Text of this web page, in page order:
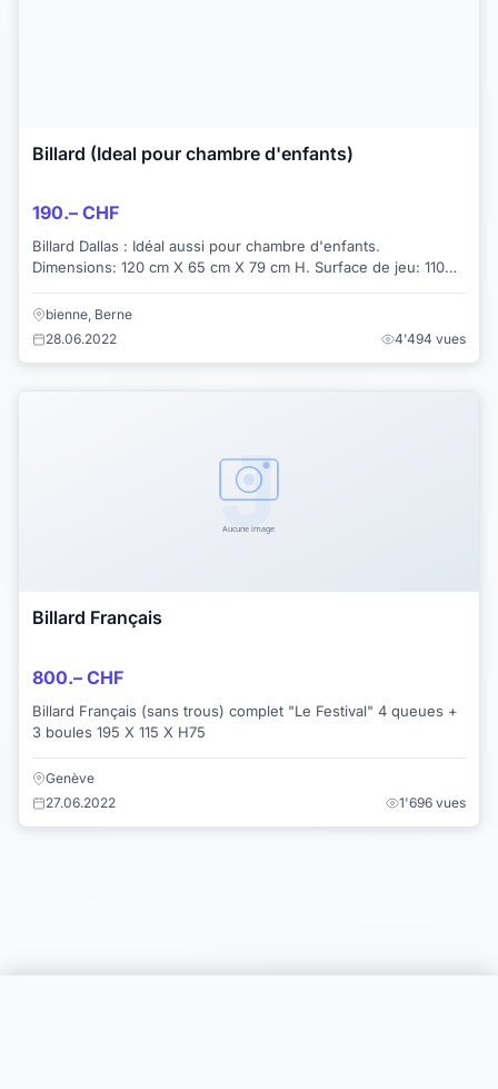
Billard (Ideal pour chambre d'enfants)
190.– CHF
Billard Dallas : Idéal aussi pour chambre d'enfants.
Dimensions: 120 cm X 65 cm X 79 cm H. Surface de jeu: 110
cm X 55 cm. Poids: 20 Kg. ...
bienne, Berne
28.06.2022
4'494 vues
Billard Français
800.– CHF
Billard Français (sans trous) complet "Le Festival" 4 queues +
3 boules 195 X 115 X H75
Genève
27.06.2022
1'696 vues